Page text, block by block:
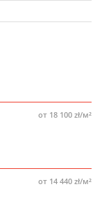
от 18 100 zł/м²
от 14 440 zł/м²